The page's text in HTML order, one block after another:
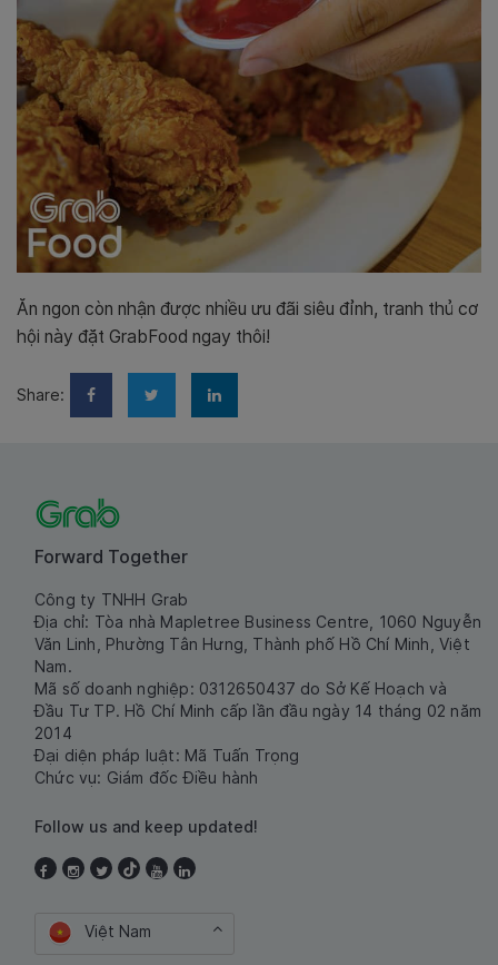
Ăn ngon còn nhận được nhiều ưu đãi siêu đỉnh, tranh thủ cơ
hội này đặt GrabFood ngay thôi!
Share:
Forward Together
Công ty TNHH Grab
Địa chỉ: Tòa nhà Mapletree Business Centre, 1060 Nguyễn
Văn Linh, Phường Tân Hưng, Thành phố Hồ Chí Minh, Việt
Nam.
Mã số doanh nghiệp: 0312650437 do Sở Kế Hoạch và
Đầu Tư TP. Hồ Chí Minh cấp lần đầu ngày 14 tháng 02 năm
2014
Đại diện pháp luật: Mã Tuấn Trọng
Chức vụ: Giám đốc Điều hành
Follow us and keep updated!
Việt Nam